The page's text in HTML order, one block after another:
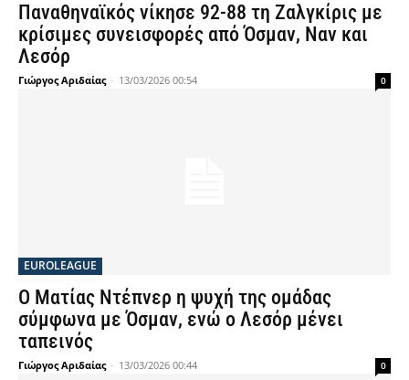
Παναθηναϊκός νίκησε 92-88 τη Ζαλγκίρις με
κρίσιμες συνεισφορές από Όσμαν, Ναν και
Λεσόρ
Γιώργος Αριδαίας - 13/03/2026 00:54 0
EUROLEAGUE
Ο Ματίας Ντέπνερ η ψυχή της ομάδας
σύμφωνα με Όσμαν, ενώ ο Λεσόρ μένει
ταπεινός
Γιώργος Αριδαίας - 13/03/2026 00:44 0